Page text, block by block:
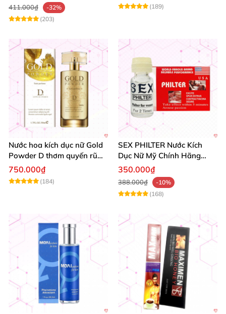
411.000₫
-32%
(203)
(189)
Nước hoa kích dục nữ Gold
Powder D thơm quyến rũ
tăng khoái cảm
750.000₫
(184)
SEX PHILTER Nước Kích
Dục Nữ Mỹ Chính Hãng
Tăng Ham Muốn
350.000₫
388.000₫
-10%
(168)